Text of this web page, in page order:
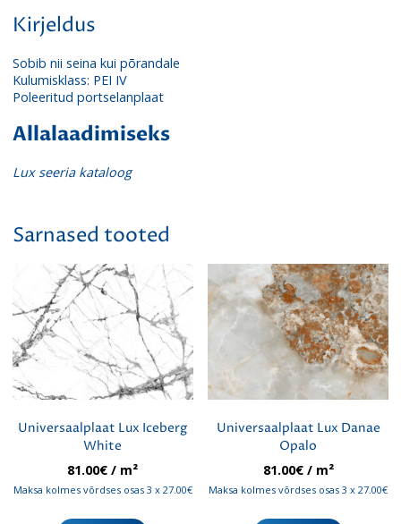
Kirjeldus
Sobib nii seina kui põrandale
Kulumisklass: PEI IV
Poleeritud portselanplaat
Allalaadimiseks
Lux seeria kataloog
Sarnased tooted
Universaalplaat Lux Iceberg
White
81.00€ / m²
Maksa kolmes võrdses osas 3 x 27.00€
Universaalplaat Lux Danae
Opalo
81.00€/ m²
Maksa kolmes võrdses osas 3 x 27.00€